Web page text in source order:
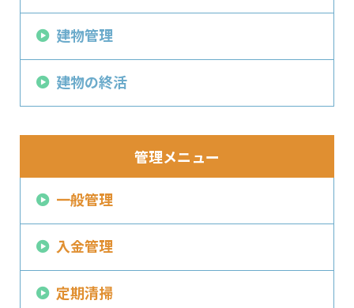
建物管理
建物の終活
管理メニュー
一般管理
入金管理
定期清掃